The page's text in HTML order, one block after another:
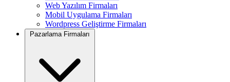
Web Yazılım Firmaları
Mobil Uygulama Firmaları
Wordpress Geliştirme Firmaları
Pazarlama Firmaları